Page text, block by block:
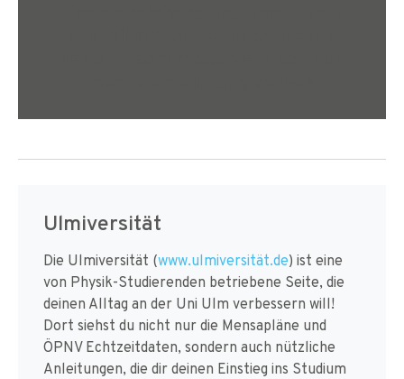
Ulmiversität
Die Ulmiversität (www.ulmiversität.de) ist eine
von Physik-Studierenden betriebene Seite, die
deinen Alltag an der Uni Ulm verbessern will!
Dort siehst du nicht nur die Mensapläne und
ÖPNV Echtzeitdaten, sondern auch nützliche
Anleitungen, die dir deinen Einstieg ins Studium